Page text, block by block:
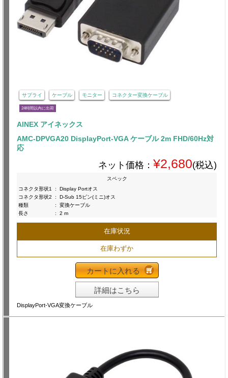
サプライ ケーブル モニター コネクター変換ケーブル
24時間以内に出荷
AINEX アイネックス
AMC-DPVGA20 DisplayPort-VGA ケーブル 2m FHD/60Hz対
応
ネット価格： ¥2,680(税込)
スペック
コネクタ形状1
:
Display Portオス
コネクタ形状2
:
D-Sub 15ピン(ミニ)オス
種類
:
変換ケーブル
長さ
: 2 m
在庫状況
在庫わずか
カートに入れる
詳細はこちら
DisplayPort-VGA変換ケーブル